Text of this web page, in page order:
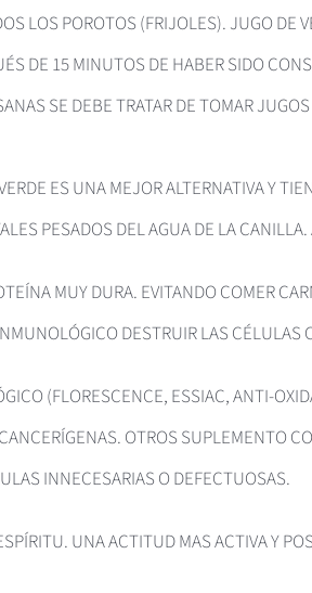
LOS POROTOS (FRIJOLES). JUGO DE
DE 15 MINUTOS DE HABER SIDO
SE DEBE TRATAR DE TOMAR
ES UNA MEJOR ALTERNATIVA Y
PESADOS DEL AGUA DE LA
MUY DURA. EVITANDO COMER
DESTRUIR LAS CÉLULAS
(FLORESCENCE, ESSIAC, ANTI-
OTROS SUPLEMENTO
INNECESARIAS O DEFECTUOSAS.
UNA ACTITUD MAS ACTIVA Y